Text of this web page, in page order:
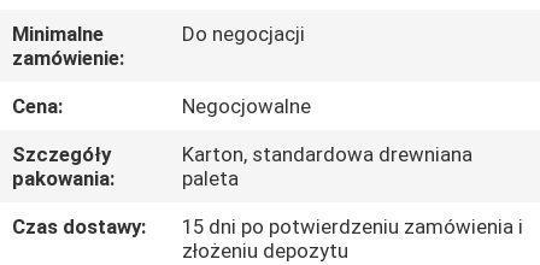
KONTROLA
JAKOŚCI
SKONTAKTUJ
SIĘ
Z
Minimalne
zamówienie:
Do negocjacji
Cena:
Negocjowalne
Szczegóły
pakowania:
Karton, standardowa drewniana
paleta
Czas dostawy:
15 dni po potwierdzeniu zamówienia i
złożeniu depozytu